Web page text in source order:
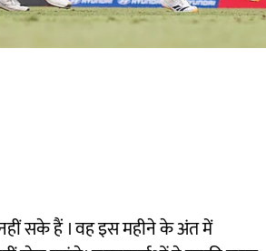
सके हैं । वह इस महीने के अंत में